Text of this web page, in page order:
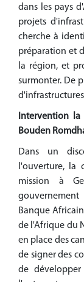
dans les pays
projets
cherche à
préparation et
la région, et
surmonter. De
d'infrastructures
Intervention
Bouden
Dans un
l'ouverture, la
mission à
Banque
de l'Afrique du
en place des
de signer des
de